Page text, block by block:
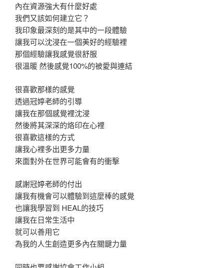
內在資源強大有什麼好處
我們又該如何建立它？
我印象最深刻的是其中的一段體驗
讓我可以沈浸在一個美好的經驗裡
那個經驗讓我感覺很舒服
很溫暖 然後感覺100%的被愛與連結
很喜歡那樣的感覺
透過冠婷老師的引導
讓我在那個感覺裡沈浸
然後將其深深的烙印在心裡
很喜歡這樣的方式
讓我心裡多出更多力量
來面對外在世界可能會有的衝擊
感謝冠婷老師的付出
讓我有機會可以體驗到這麼棒的感覺
也讓我學習到 HEAL的技巧
讓我在日常生活中
就可以善用它
為我的人生創造更多內在關鍵力量